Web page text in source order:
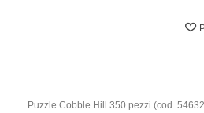
Puzzle Cobble Hill 350 pezzi (cod.